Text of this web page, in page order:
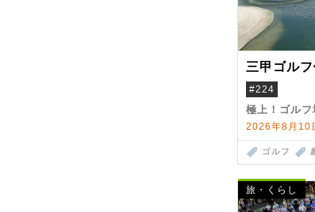
三甲ゴル
#224
極上！ゴルフ
2026年8月10
ゴルフ
旅・くらし